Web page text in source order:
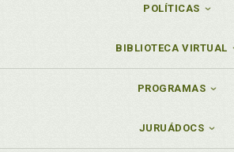
POLÍTICAS
BIBLIOTECA VIRTUAL
PROGRAMAS
JURUÁDOCS